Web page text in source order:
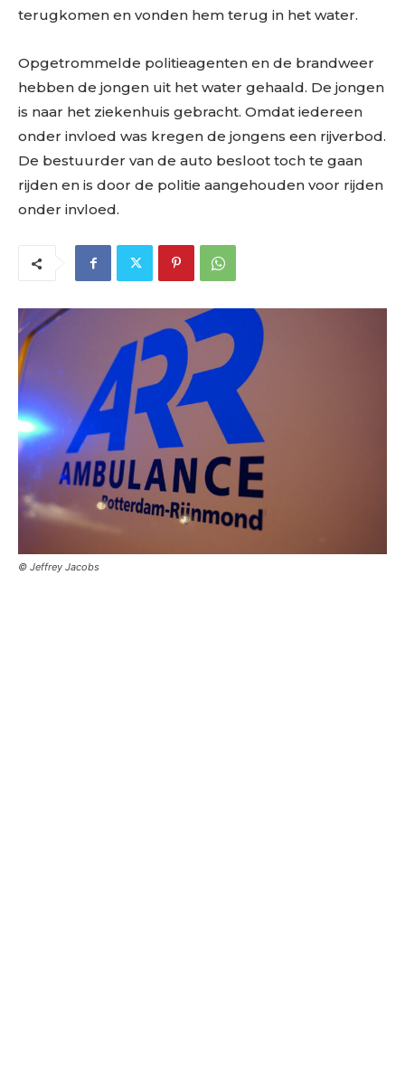
terugkomen en vonden hem terug in het water.
Opgetrommelde politieagenten en de brandweer
hebben de jongen uit het water gehaald. De jongen
is naar het ziekenhuis gebracht. Omdat iedereen
onder invloed was kregen de jongens een rijverbod.
De bestuurder van de auto besloot toch te gaan
rijden en is door de politie aangehouden voor rijden
onder invloed.
© Jeffrey Jacobs